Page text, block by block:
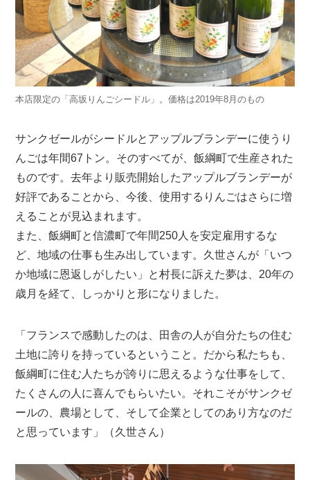
本店限定の「高坂りんごシードル」。価格は2019年8月のもの
サンクゼールがシードルとアップルブランデーに使うり
んごは年間67トン。そのすべてが、飯綱町で生産された
ものです。去年より販売開始したアップルブランデーが
好評であることから、今後、使用するりんごはさらに増
えることが見込まれます。
また、飯綱町と信濃町で年間250人を安定雇用するな
ど、地域の仕事も生み出しています。久世さんが「いつ
か地域に恩返しがしたい」と村長に訴えた夢は、20年の
歳月を経て、しっかりと形になりました。
「フランスで感動したのは、田舎の人が自分たちの住む
土地に誇りを持っているということ。だから私たちも、
飯綱町に住む人たちが誇りに思えるような仕事をして、
たくさんの人に喜んでもらいたい。それこそがサンクゼ
ールの、農場として、そして企業としてのあり方なのだ
と思っています」（久世さん）